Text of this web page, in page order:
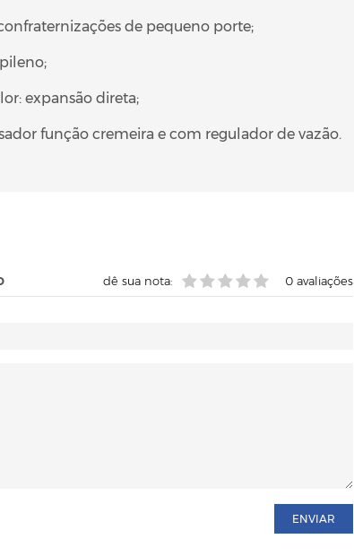
de pequeno porte;
expansão direta;
função cremeira e com regulador de vazão.
0 avaliações
dê sua nota:
ENVIAR